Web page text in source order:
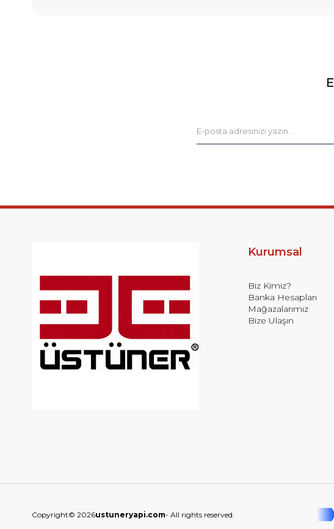
Kurumsal
Biz Kimiz?
Banka Hesapları
Mağazalarımız
Bize Ulaşın
Copyright© 2026ustuneryapi.com- All rights reserved.